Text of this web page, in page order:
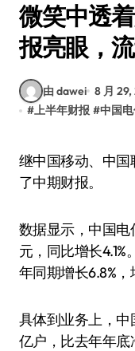
微笑中透
报亮眼，
由 dawei 8 月 29,
#上半年财报 #中国
继中国移动、中国联通之后，中国电信也终于公布
了中期财报。
数据显示，中国电
元，同比增长
年同期增长6.8%，
具体到业务上，
亿户，比去年年底